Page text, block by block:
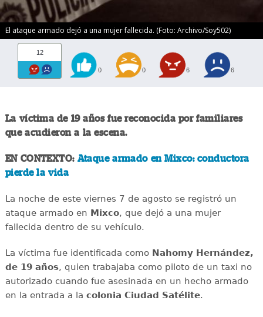
El ataque armado dejó a una mujer fallecida. (Foto: Archivo/Soy502)
12
0 0 6 6
La víctima de 19 años fue reconocida por familiares
que acudieron a la escena.
EN CONTEXTO: Ataque armado en Mixco: conductora
pierde la vida
La noche de este viernes 7 de agosto se registró un
ataque armado en Mixco, que dejó a una mujer
fallecida dentro de su vehículo.
La víctima fue identificada como Nahomy Hernández,
de 19 años, quien trabajaba como piloto de un taxi no
autorizado cuando fue asesinada en un hecho armado
en la entrada a la colonia Ciudad Satélite.